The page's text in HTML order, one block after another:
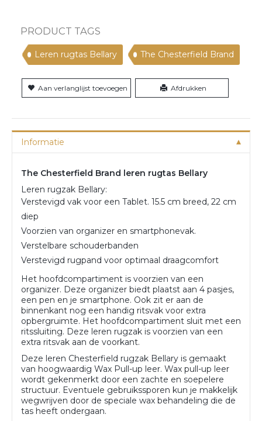
PRODUCT TAGS
Leren rugtas Bellary The Chesterfield Brand
Aan verlanglijst toevoegen Afdrukken
Informatie
The Chesterfield Brand leren rugtas Bellary
Leren rugzak Bellary:
Verstevigd vak voor een Tablet. 15.5 cm breed, 22 cm
diep
Voorzien van organizer en smartphonevak.
Verstelbare schouderbanden
Verstevigd rugpand voor optimaal draagcomfort
Het hoofdcompartiment is voorzien van een
organizer. Deze organizer biedt plaatst aan 4 pasjes,
een pen en je smartphone. Ook zit er aan de
binnenkant nog een handig ritsvak voor extra
opbergruimte. Het hoofdcompartiment sluit met een
ritssluiting. Deze leren rugzak is voorzien van een
extra ritsvak aan de voorkant.
Deze leren Chesterfield rugzak Bellary is gemaakt
van hoogwaardig Wax Pull-up leer. Wax pull-up leer
wordt gekenmerkt door een zachte en soepelere
structuur. Eventuele gebruikssporen kun je makkelijk
wegwrijven door de speciale wax behandeling die de
tas heeft ondergaan.